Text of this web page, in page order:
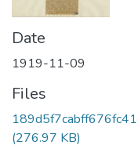
Date
1919-11-09
Files
(276.97 KB)